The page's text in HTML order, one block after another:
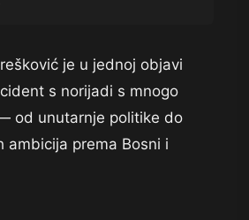
je u jednoj objavi
s norijadi s mnogo
od unutarnje politike do
ambicija prema Bosni i